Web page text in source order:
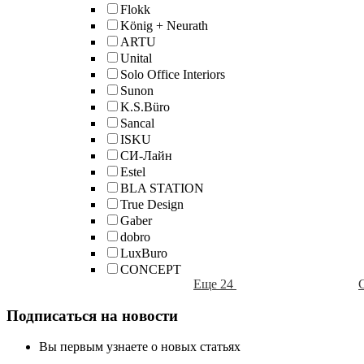
Flokk
König + Neurath
ARTU
Unital
Solo Office Interiors
Sunon
K.S.Büro
Sancal
ISKU
СИ-Лайн
Estel
BLA STATION
True Design
Gaber
dobro
LuxBuro
CONCEPT
Еще 24
Подписаться на новости
Вы первым узнаете о новых статьях